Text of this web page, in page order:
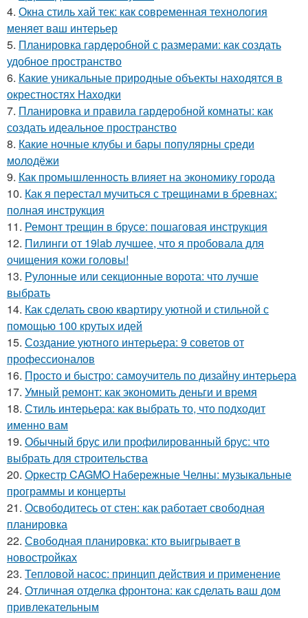
4. Окна стиль хай тек: как современная технология
меняет ваш интерьер
5. Планировка гардеробной с размерами: как создать
удобное пространство
6. Какие уникальные природные объекты находятся в
окрестностях Находки
7. Планировка и правила гардеробной комнаты: как
создать идеальное пространство
8. Какие ночные клубы и бары популярны среди
молодёжи
9. Как промышленность влияет на экономику города
10. Как я перестал мучиться с трещинами в бревнах:
полная инструкция
11. Ремонт трещин в брусе: пошаговая инструкция
12. Пилинги от 19lab лучшее, что я пробовала для
очищения кожи головы!
13. Рулонные или секционные ворота: что лучше
выбрать
14. Как сделать свою квартиру уютной и стильной с
помощью 100 крутых идей
15. Создание уютного интерьера: 9 советов от
профессионалов
16. Просто и быстро: самоучитель по дизайну интерьера
17. Умный ремонт: как экономить деньги и время
18. Стиль интерьера: как выбрать то, что подходит
именно вам
19. Обычный брус или профилированный брус: что
выбрать для строительства
20. Оркестр CAGMO Набережные Челны: музыкальные
программы и концерты
21. Освободитесь от стен: как работает свободная
планировка
22. Свободная планировка: кто выигрывает в
новостройках
23. Тепловой насос: принцип действия и применение
24. Отличная отделка фронтона: как сделать ваш дом
привлекательным